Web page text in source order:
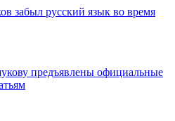
забыл русский язык во время
предъявлены официальные